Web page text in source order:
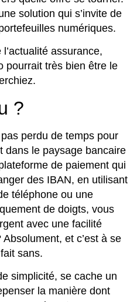
solution qui s’invite de
numériques.
assurance,
pourrait très bien être le
?
perdu de temps pour
dans le paysage bancaire
de paiement qui
des IBAN, en utilisant
téléphone ou une
de doigts, vous
avec une facilité
et c’est à se
sans.
simplicité, se cache un
la manière dont